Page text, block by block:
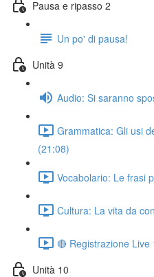
Pausa e ripasso 2
Un po' di pausa!
Unità 9
Audio: Si saranno
Grammatica: Gli usi
(21:08)
Vocabolario: Le frasi
Cultura: La vita da
🔴 Registrazione
Unità 10